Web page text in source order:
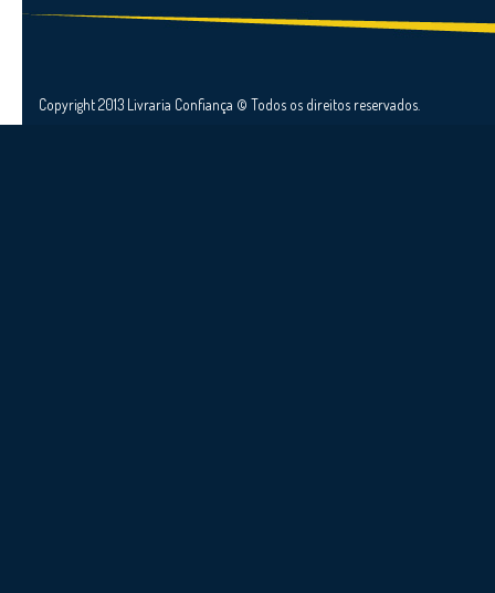
Copyright 2013 Livraria Confiança © Todos os direitos reservados.